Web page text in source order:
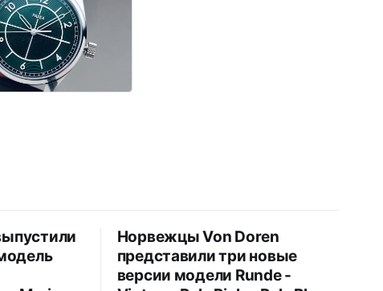
Норвежцы Von Doren
представили три новые
версии модели Runde -